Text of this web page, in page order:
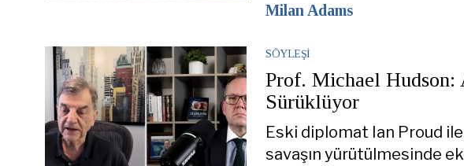
Milan Adams
SÖYLEŞI
Prof. Michael
Sürüklüyor
Eski diplomat Ian Proud
savaşın yürütülmesinde